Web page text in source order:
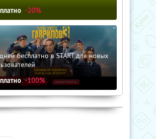
-20%
бесплатно в START для новых
-100%